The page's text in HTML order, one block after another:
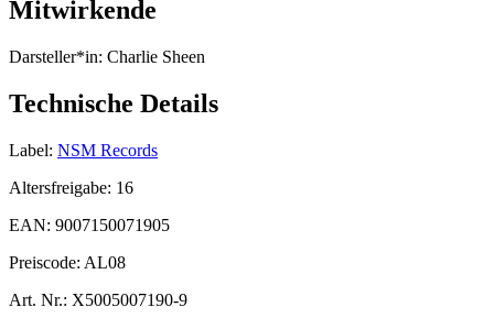
Mitwirkende
Darsteller*in: Charlie Sheen
Technische Details
Label: NSM Records
Altersfreigabe: 16
EAN: 9007150071905
Preiscode: AL08
Art. Nr.: X5005007190-9